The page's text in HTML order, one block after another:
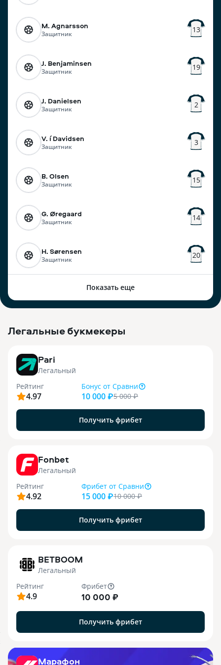
M. Agnarsson
Защитник 13
J. Benjaminsen
Защитник 19
J. Danielsen
Защитник 2
V. í Davidsen
Защитник 3
B. Olsen
Защитник 15
G. Øregaard
Защитник 14
H. Sørensen
Защитник 20
Показать еще
Легальные букмекеры
Pari
Легальный
Рейтинг
4.97
Бонус от Сравни
10 000 ₽5 000₽
Получить фрибет
Fonbet
Легальный
Рейтинг
4.92
Фрибет от Сравни
15 000 ₽10 000₽
Получить фрибет
BETBOOM
Легальный
Рейтинг
4.9
Фрибет
10 000 ₽
Получить фрибет
Марафон
.